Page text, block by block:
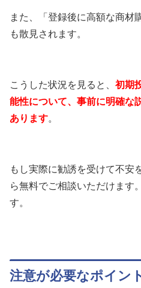
また、「登録後に高額な商材
も散見されます。
こうした状況を見ると、 初期
能性について、事前に明確な
あります。
もし実際に勧誘を受けて不安
ら無料でご相談いただけます
す。
注意が必要なポイン